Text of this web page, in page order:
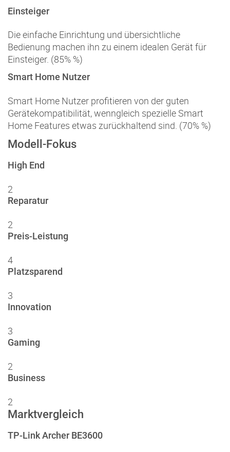
Einsteiger
Die einfache Einrichtung und übersichtliche
Bedienung machen ihn zu einem idealen Gerät für
Einsteiger. (85% %)
Smart Home Nutzer
Smart Home Nutzer profitieren von der guten
Gerätekompatibilität, wenngleich spezielle Smart
Home Features etwas zurückhaltend sind. (70% %)
Modell-Fokus
High End
2
Reparatur
2
Preis-Leistung
4
Platzsparend
3
Innovation
3
Gaming
2
Business
2
Marktvergleich
TP-Link Archer BE3600